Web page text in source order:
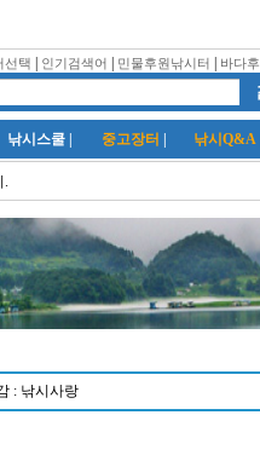
선택 인기검색어 민물후원낚시터 바다
낚시스쿨 중고장터 낚시Q&A
.
: 낚시사랑